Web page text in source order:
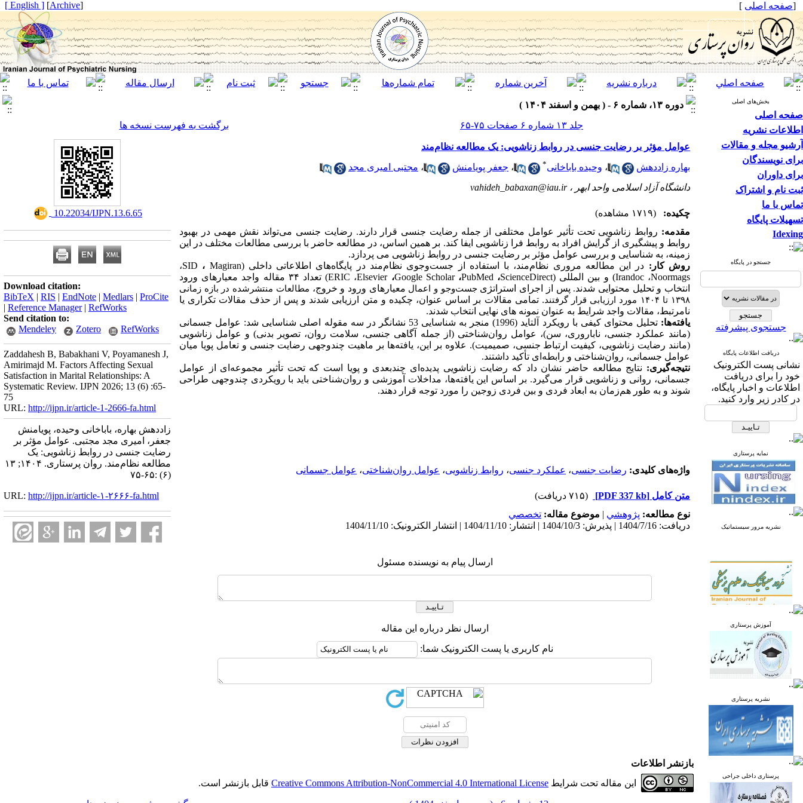
[صفحه اصلی ]
[
Archive
]
[ English ]
بخش‌های اصلی
صفحه اصلی
اطلاعات نشریه
آرشیو مجله و مقالات
برای نویسندگان
برای داوران
ثبت نام و اشتراک
تماس با ما
تسهیلات پایگاه
Idexing
جستجو در پایگاه
جستجوی پیشرفته
دریافت اطلاعات پایگاه
نشانی پست الکترونیک
خود را برای دریافت
اطلاعات و اخبار پایگاه،
در کادر زیر وارد کنید.
نمایه پرستاری
نشریه مرور سیستماتیک
آموزش پرستاری
نشریه پرستاری
پرستاری داخلی جراحی
دوره ۱۳، شماره ۶ - ( بهمن و اسفند ۱۴۰۴ )
جلد ۱۳ شماره ۶ صفحات ۷۵-۶۵
برگشت به فهرست نسخه ها
عوامل مؤثر بر رضایت جنسی در روابط زناشویی: یک مطالعه نظام‌مند
بهاره زاددهش ، وحیده باباخانی* ، جعفر پویامنش ، مجتبی امیری مجد
دانشگاه آزاد اسلامی واحد ابهر ،vahideh_babaxan@iau.ir
چکیده:
(۱۷۱۹ مشاهده)
مقدمه: روابط زناشویی تحت تأثیر عوامل مختلفی از جمله رضایت جنسی قرار دارند. رضایت جنسی می‌تواند نقش مهمی در بهبود
روابط و پیشگیری از گرایش افراد به روابط فرا زناشویی ایفا کند. بر همین اساس، در مطالعه حاضر با بررسی مطالعات مختلف در این
زمینه، به شناسایی و بررسی عوامل مؤثر بر رضایت جنسی در روابط زناشویی می پردازد.
روش کار: در این مطالعه مروری نظام‌مند، با استفاده از جست‌وجوی نظام‌مند در پایگاه‌های اطلاعاتی داخلی (
Magiran ، SID،
Noormags، Irandoc) و بین المللی (ScienceDirect، PubMed،Google Scholar،Elsevier، ERIC
) تعداد ۳۴ مقاله واجد معیارهای ورود
انتخاب و تحلیل محتوایی شدند. پس از اجرای استراتژیجست‌وجو و اعمال معیارهای ورود و خروج، مطالعات منتشرشده در بازه زمانی
۱۳۹۸ تا ۱۴۰۴ مورد ارزیابی قرار گرفتند. تمامی مقالات بر اساس عنوان، چکیده و متن ارزیابی شدند و پس از حذف مقالات تکراری یا
نامرتبط، مقالات واجد شرایط به عنوان نمونه های نهایی انتخاب شدند.
یافته‌ها:
تحلیل محتوای کیفی با رویکرد آلتاید (1996) منجر به شناسایی 53 نشانگر در سه مقوله اصلی شناسایی شد: عوامل جسمانی
(مانند عملکرد جنسی، ناباروری، سن)، عوامل روان‌شناختی (از جمله آگاهی جنسی، سلامت روان، تصویر بدنی) و عوامل زناشویی
(مانند رضایت زناشویی، کیفیت ارتباط جنسی، صمیمیت). علاوه بر این، یافته‌ها بر ماهیت چندوجهی رضایت جنسی و تعامل پویا میان
عوامل جسمانی، روان‌شناختی و رابطه‌ای تأکید داشتند.
نتیجه‌گیری: نتایج مطالعه حاضر نشان داد که رضایت زناشویی پدیده‌ای چندبعدی و پویا است که تحت تأثیر مجموعه‌ای از عوامل
جسمانی، روانی و زناشویی قرار می‌گیرد. بر اساس این یافته‌ها، مداخلات آموزشی و روان‌شناختی باید با رویکردی چندوجهی طراحی
شوند و به طور هم‌زمان به ابعاد فردی و بین فردی زوجین را مورد توجه قرار دهند.
واژه‌های کلیدی: رضایت جنسی، عملکرد جنسی، روابط زناشویی، عوامل روان‌شناختی، عوامل جسمانی
متن کامل [PDF 337 kb]
(۷۱۵ دریافت)
نوع مطالعه: پژوهشي | موضوع مقاله: تخصصي
دریافت: 1404/7/16 | پذیرش: 1404/10/3 | انتشار: 1404/11/10 | انتشار الکترونیک: 1404/11/10
ارسال پیام به نویسنده مسئول
ارسال نظر درباره این مقاله
نام کاربری یا پست الکترونیک شما:
‎ 10.22034/IJPN.13.6.65
Download citation:
BibTeX | RIS | EndNote | Medlars | ProCite
| Reference Manager| RefWorks
Send citation to:
Mendeley
Zotero RefWorks
Zaddahesh B, Babakhani V, Poyamanesh J,
Amirimajd M. Factors Affecting Sexual
Satisfaction in Marital Relationships: A
Systematic Review. IJPN 2026; 13 (6) :65-
75
URL: http://ijpn.ir/article-1-2666-fa.html
زاددهش بهاره، باباخانی وحیده، پویامنش
جعفر، امیری مجد مجتبی. عوامل مؤثر بر
رضایت جنسی در روابط زناشویی: یک
مطالعه نظام‌مند. روان پرستاری. ۱۴۰۴; ۱۳
(۶) :۶۵-۷۵
URL: http://ijpn.ir/article-۱-۲۶۶۶-fa.html
بازنشر اطلاعات
این مقاله تحت شرایط Creative Commons Attribution-NonCommercial 4.0 International License قابل بازنشر است.